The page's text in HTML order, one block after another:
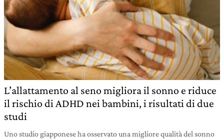
L’allattamento al seno migliora il sonno e riduce
il rischio di ADHD nei bambini, i risultati di due
studi
Uno studio giapponese ha osservato una migliore qualità del sonno